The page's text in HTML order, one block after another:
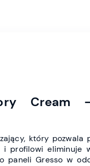
Cream
który pozwala
i profilowi eliminuje
paneli Gresso w